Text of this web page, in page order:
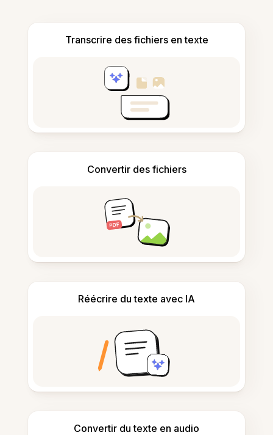
Transcrire des fichiers en texte
Convertir des fichiers
Réécrire du texte avec IA
Convertir du texte en audio